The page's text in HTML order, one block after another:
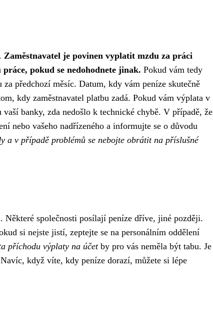
Zaměstnavatel je povinen vyplatit mzdu za práci
pokud se nedohodnete jinak. Pokud vám tedy
předchozí měsíc. Datum, kdy vám peníze skutečně
kdy zaměstnavatel platbu zadá. Pokud vám výplata v
banky, zda nedošlo k technické chybě. V případě, že
nebo vašeho nadřízeného a informujte se o důvodu
a v případě problémů se nebojte obrátit na příslušné
společnosti posílají peníze dříve, jiné později.
si nejste jistí, zeptejte se na personálním oddělení
příchodu výplaty na účetby pro vás neměla být tabu. Je
když víte, kdy peníze dorazí, můžete si lépe